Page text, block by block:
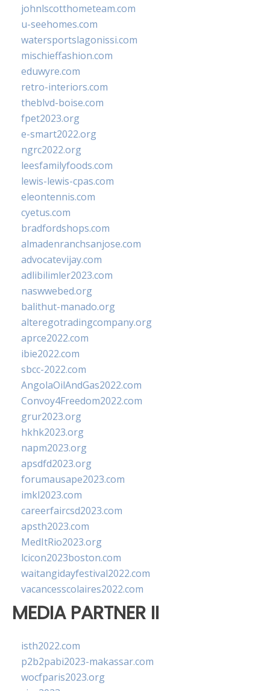
johnlscotthometeam.com
u-seehomes.com
watersportslagonissi.com
mischieffashion.com
eduwyre.com
retro-interiors.com
theblvd-boise.com
fpet2023.org
e-smart2022.org
ngrc2022.org
leesfamilyfoods.com
lewis-lewis-cpas.com
eleontennis.com
cyetus.com
bradfordshops.com
almadenranchsanjose.com
advocatevijay.com
adlibilimler2023.com
naswwebed.org
balithut-manado.org
alteregotradingcompany.org
aprce2022.com
ibie2022.com
sbcc-2022.com
AngolaOilAndGas2022.com
Convoy4Freedom2022.com
grur2023.org
hkhk2023.org
napm2023.org
apsdfd2023.org
forumausape2023.com
imkl2023.com
careerfaircsd2023.com
apsth2023.com
MedItRio2023.org
lcicon2023boston.com
waitangidayfestival2022.com
vacancesscolaires2022.com
MEDIA PARTNER II
isth2022.com
p2b2pabi2023-makassar.com
wocfparis2023.org